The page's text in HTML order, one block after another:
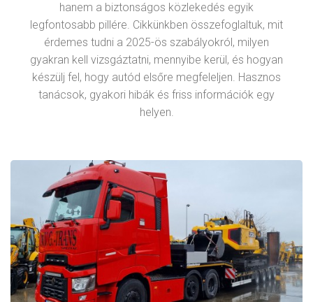
hanem a biztonságos közlekedés egyik
legfontosabb pillére. Cikkünkben összefoglaltuk, mit
érdemes tudni a 2025-ös szabályokról, milyen
gyakran kell vizsgáztatni, mennyibe kerül, és hogyan
készülj fel, hogy autód elsőre megfeleljen. Hasznos
tanácsok, gyakori hibák és friss információk egy
helyen.